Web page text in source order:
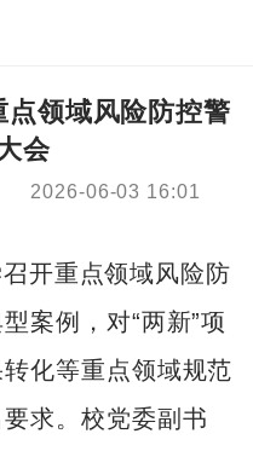
领域风险防控警
会
2026-06-03 16:01
开重点领域风险防
案例，对“两新”项
化等重点领域规范
求。校党委副书